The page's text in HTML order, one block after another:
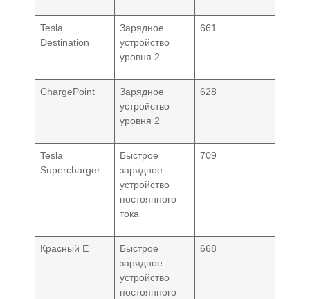
Tesla
Destination
Зарядное
устройство
уровня 2
661
ChargePoint
Зарядное
устройство
уровня 2
628
Tesla
Supercharger
Быстрое
зарядное
устройство
постоянного
тока
709
Красный E
Быстрое
зарядное
устройство
постоянного
668